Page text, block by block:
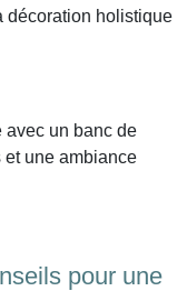
décoration holistique
pour une